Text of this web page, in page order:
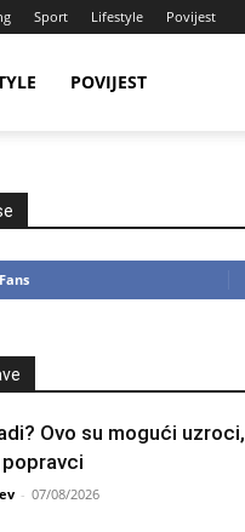
Sport Lifestyle Povijest
POVIJEST
Fans
Ovo su mogući uzroci,
- 07/08/2026